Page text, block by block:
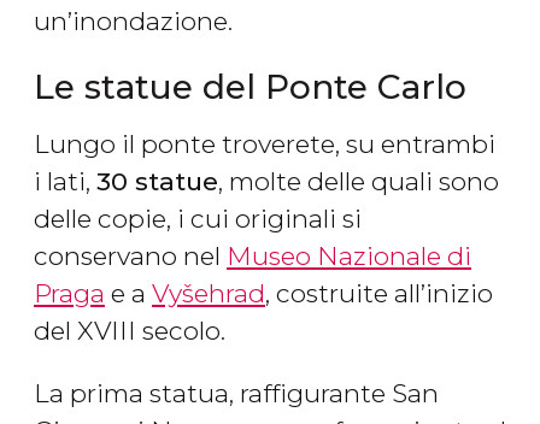
un’inondazione.
Le statue del Ponte Carlo
Lungo il ponte troverete, su entrambi
i lati, 30 statue, molte delle quali sono
delle copie, i cui originali si
conservano nel Museo Nazionale di
Praga e a Vyšehrad, costruite all’inizio
del XVIII secolo.
La prima statua, raffigurante San